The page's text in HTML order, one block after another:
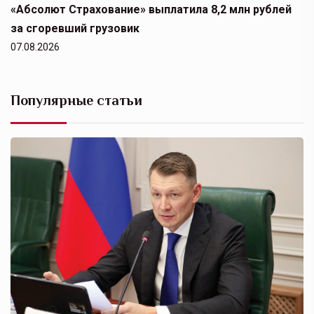
«Абсолют Страхование» выплатила 8,2 млн рублей
за сгоревший грузовик
07.08.2026
Популярные статьи